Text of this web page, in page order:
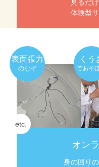
見るだ
体験型
オン
身の回り
表面張力
のなぞ
くう
であそ